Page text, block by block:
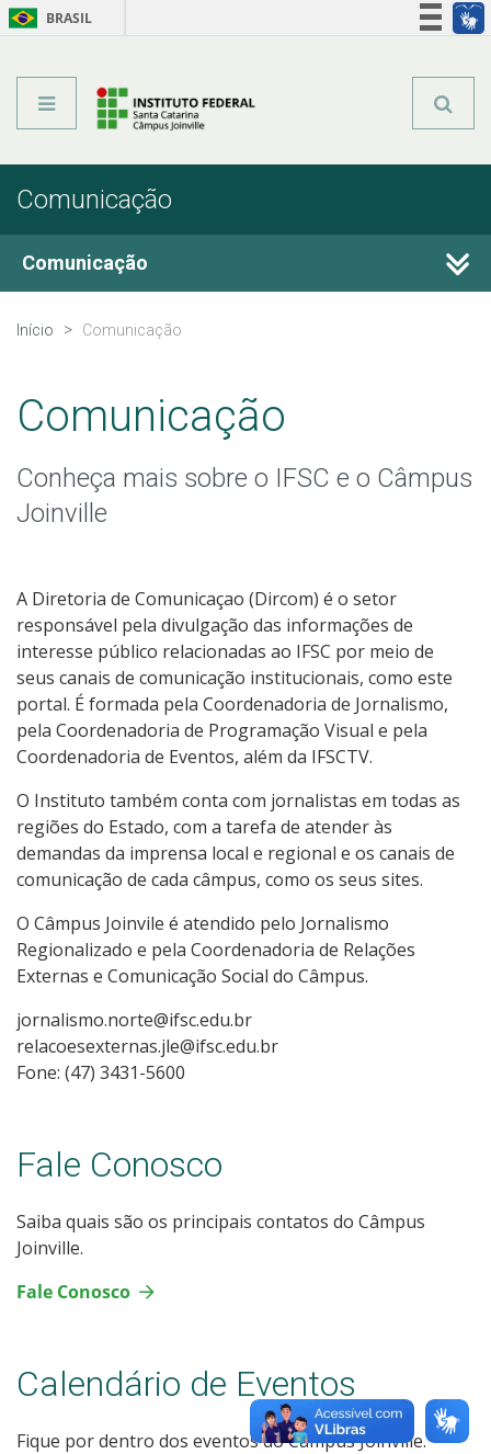
BRASIL
Comunicação
Comunicação
Fale Conosco
Calendário de Eventos
Notícias
Livros e Periódicos
Identidade Visual do IFSC
Início Comunicação
Comunicação
Conheça mais sobre o IFSC e o Câmpus
Joinville
A Diretoria de Comunicaçao (Dircom) é o setor
responsável pela divulgação das informações de
interesse público relacionadas ao IFSC por meio de
seus canais de comunicação institucionais, como este
portal. É formada pela Coordenadoria de Jornalismo,
pela Coordenadoria de Programação Visual e pela
Coordenadoria de Eventos, além da IFSCTV.
O Instituto também conta com jornalistas em todas as
regiões do Estado, com a tarefa de atender às
demandas da imprensa local e regional e os canais de
comunicação de cada câmpus, como os seus sites.
O Câmpus Joinvile é atendido pelo Jornalismo
Regionalizado e pela Coordenadoria de Relações
Externas e Comunicação Social do Câmpus.
jornalismo.norte@ifsc.edu.br
relacoesexternas.jle@ifsc.edu.br
Fone: (47) 3431-5600
Fale Conosco
Saiba quais são os principais contatos do Câmpus
Joinville.
Fale Conosco
Calendário de Eventos
Fique por dentro dos eventos do Câmpus Joinville.